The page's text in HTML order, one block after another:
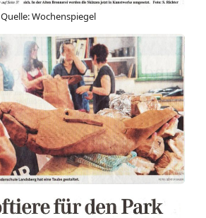
Quelle: Wochenspiegel